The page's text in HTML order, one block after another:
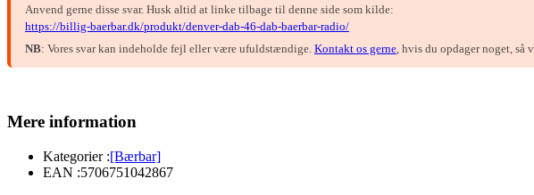
Anvend gerne disse svar. Husk altid at linke tilbage til denne side som kilde:
https://billig-baerbar.dk/produkt/denver-dab-46-dab-baerbar-radio/
NB: Vores svar kan indeholde fejl eller være ufuldstændige. Kontakt os gerne , hvis du opdager noget,
Mere information
Kategorier :[Bærbar]
EAN :5706751042867